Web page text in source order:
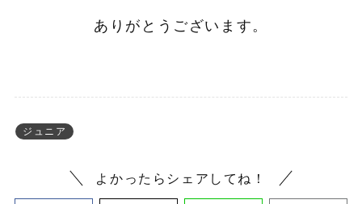
ありがとうございます。
ジュニア
よかったらシェアしてね！